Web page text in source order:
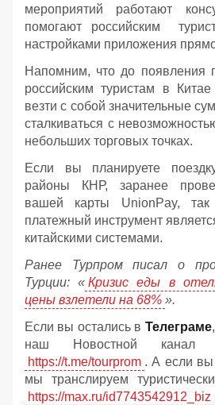
мероприятий работают
помогают российским
настройками приложения
Напомним, что до появления
российским туристам в
везти с собой значительные
сталкиваться с
небольших торговых точках.
Если вы планируете
районы КНР, заранее
вашей карты UnionPay,
платежный инструмент
китайскими системами.
Ранее Турпром писал о
Турции: « Кризис еды в
цены взлетели на 68% ».
Если вы остались в Телеграме
наш Новостной
https://t.me/tourprom . А если
мы транслируем
https://max.ru/id7743542912_biz